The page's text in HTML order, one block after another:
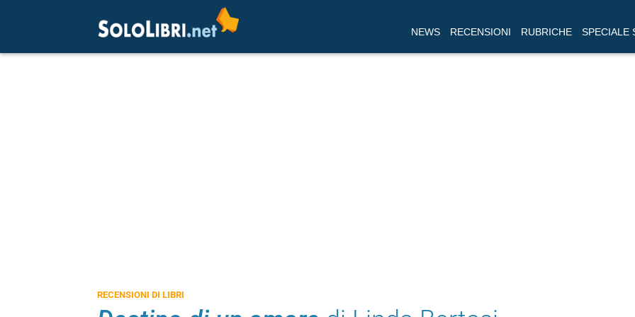
NEWS RECENSIONI RUBRICHE SPECIALE
RECENSIONI DI LIBRI